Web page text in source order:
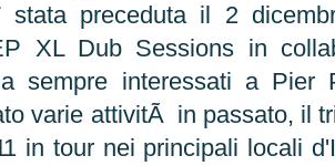
stata preceduta il 2
XL Dub Sessions in
sempre interessati a Pier
varie attivitÃ in passato, il
in tour nei principali locali